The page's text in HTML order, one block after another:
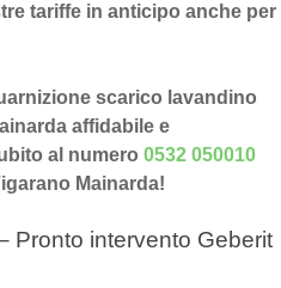
tariffe in anticipo anche per
scarico lavandino
affidabile e
al numero 0532 050010
Mainarda!
Pronto intervento Geberit